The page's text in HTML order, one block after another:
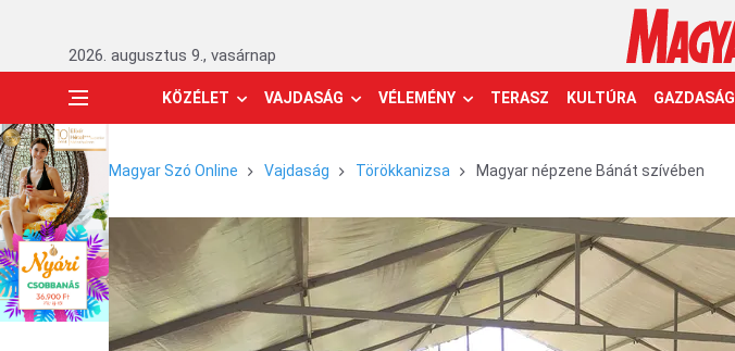
2026. augusztus 9., vasárnap
KÖZÉLET VAJDASÁG VÉLEMÉNY TERASZ KULTÚRA GAZDASÁG
Magyar Szó Online Vajdaság Törökkanizsa Magyar népzene Bánát szívében